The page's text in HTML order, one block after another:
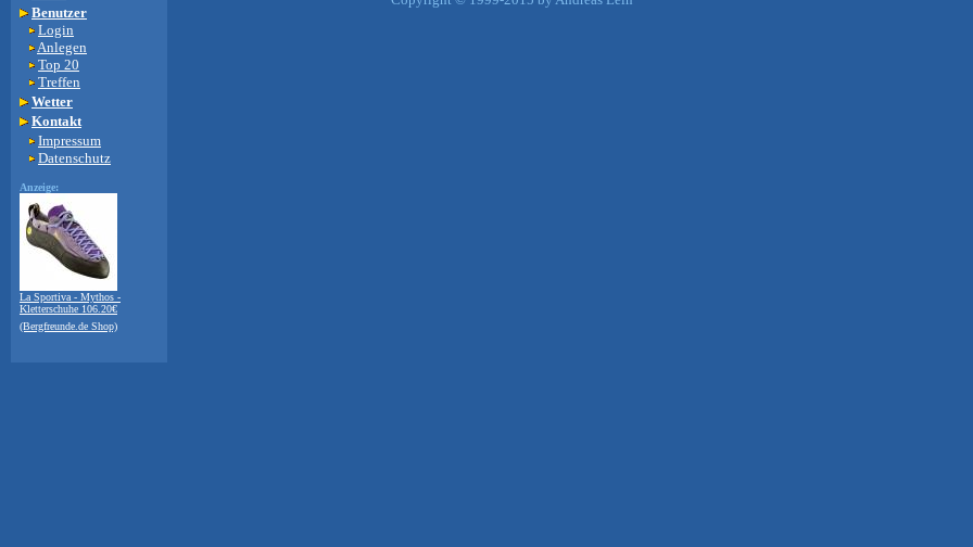
Benutzer
Login
Anlegen
Top 20
Treffen
Wetter
Kontakt
Impressum
Datenschutz
Anzeige:
La Sportiva - Mythos -
Kletterschuhe 106.20€
(Bergfreunde.de Shop)